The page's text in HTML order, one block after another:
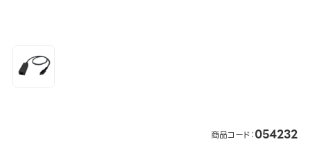
商品コード：054232